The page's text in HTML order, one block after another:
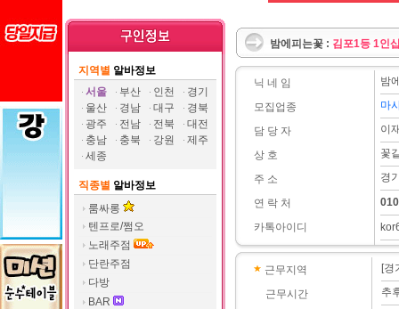
지역별 알바정보
서울
부산 인천
경기
울산
경남 대구
경북
광주
전남 전북
대전
충남
충북 강원
제주
세종
직종별 알바정보
룸싸롱
텐프로/쩜오
노래주점
단란주점
다방
BAR
밤에피는꽃 : 김포1등 1인
닉 네 임
모집업종
담 당 자
상 호
주 소
연 락 처
카톡아이디
밤
마
이
꽃
경
근무지역
근무시간
[경
추